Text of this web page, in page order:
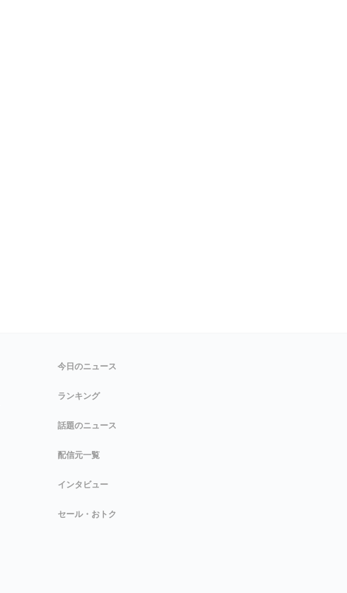
今日のニュース
ランキング
話題のニュース
配信元一覧
インタビュー
セール・おトク